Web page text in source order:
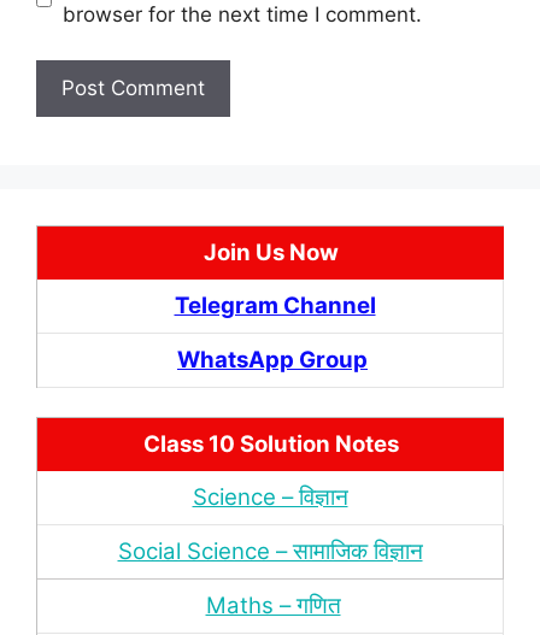
browser for the next time I comment.
Join Us Now
Telegram Channel
WhatsApp Group
Class 10 Solution Notes
Science – विज्ञान
Social Science – सामाजिक विज्ञान
Maths – गणित